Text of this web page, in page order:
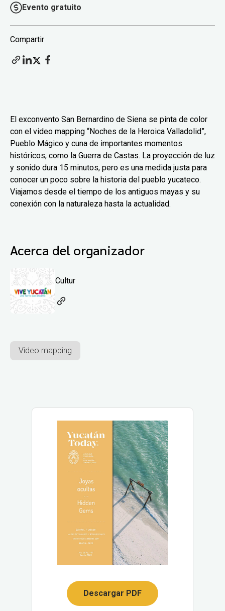
Evento gratuito
Compartir
El exconvento San Bernardino de Siena se pinta de color
con el video mapping “Noches de la Heroica Valladolid”,
Pueblo Mágico y cuna de importantes momentos
históricos, como la Guerra de Castas. La proyección de luz
y sonido dura 15 minutos, pero es una medida justa para
conocer un poco sobre la historia del pueblo yucateco.
Viajamos desde el tiempo de los antiguos mayas y su
conexión con la naturaleza hasta la actualidad.
Acerca del organizador
Cultur
Video mapping
Descargar PDF